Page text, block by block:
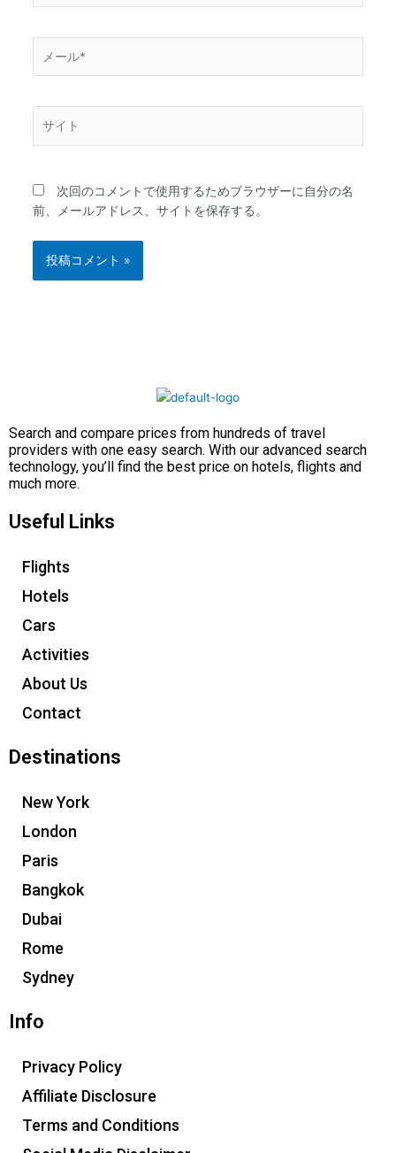
ー
*
次回のコメントで使用するためブラウザーに自分の名
前、メールアドレス、サイトを保存する。
Search and compare prices from hundreds of travel
providers with one easy search. With our advanced search
technology, you’ll find the best price on hotels, flights and
much more.
Useful Links
Flights
Hotels
Cars
Activities
About Us
Contact
Destinations
New York
London
Paris
Bangkok
Dubai
Rome
Sydney
Info
Privacy Policy
Affiliate Disclosure
Terms and Conditions